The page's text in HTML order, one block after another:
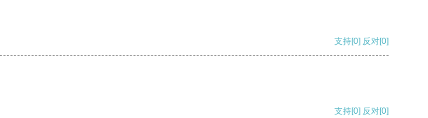
支持[0] 反对[0]
支持[0] 反对[0]